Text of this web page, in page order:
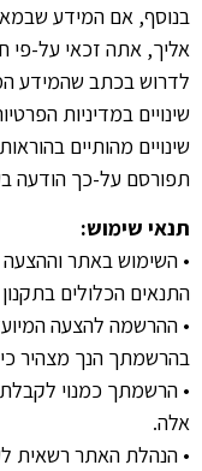
בנוסף, אם המידע
לדרוש בכתב שהמידע
שינויים במדיניות
שינויים מהותיים
תפורסם על-כך הודעה
תנאי שימוש:
• השימוש באתר
התנאים הכלולים
בהרשמתך הנך מצהיר כי
• הרשמתך כמנוי
אלה.
• הנהלת האתר רשאית